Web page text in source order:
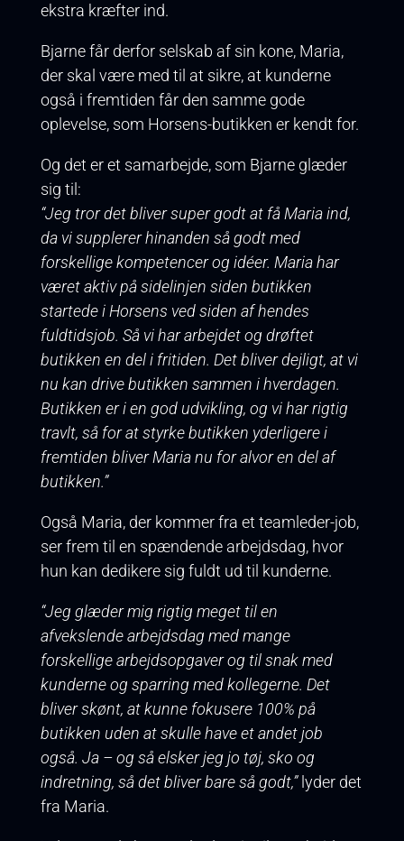
ekstra kræfter ind.
Bjarne får derfor selskab af sin kone, Maria,
der skal være med til at sikre, at kunderne
også i fremtiden får den samme gode
oplevelse, som Horsens-butikken er kendt for.
Og det er et samarbejde, som Bjarne glæder
sig til:
“Jeg tror det bliver super godt at få Maria ind,
da vi supplerer hinanden så godt med
forskellige kompetencer og idéer. Maria har
været aktiv på sidelinjen siden butikken
startede i Horsens ved siden af hendes
fuldtidsjob. Så vi har arbejdet og drøftet
butikken en del i fritiden. Det bliver dejligt, at vi
nu kan drive butikken sammen i hverdagen.
Butikken er i en god udvikling, og vi har rigtig
travlt, så for at styrke butikken yderligere i
fremtiden bliver Maria nu for alvor en del af
butikken.”
Også Maria, der kommer fra et teamleder-job,
ser frem til en spændende arbejdsdag, hvor
hun kan dedikere sig fuldt ud til kunderne.
“Jeg glæder mig rigtig meget til en
afvekslende arbejdsdag med mange
forskellige arbejdsopgaver og til snak med
kunderne og sparring med kollegerne. Det
bliver skønt, at kunne fokusere 100% på
butikken uden at skulle have et andet job
også. Ja – og så elsker jeg jo tøj, sko og
indretning, så det bliver bare så godt,”lyder det
fra Maria.